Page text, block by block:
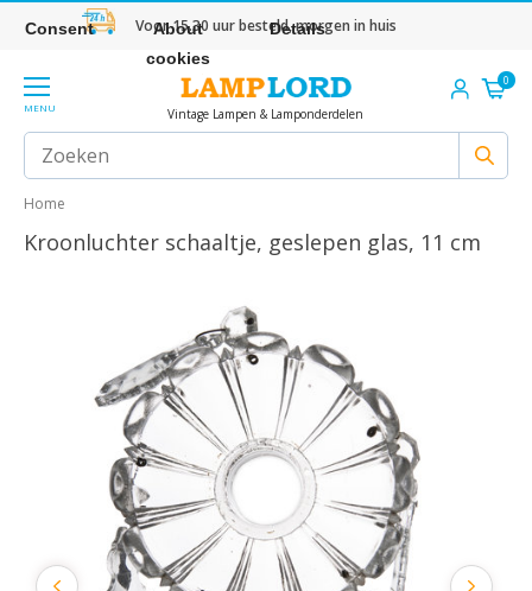
Voor 15.30 uur besteld, morgen in huis
MENU Vintage Lampen & Lamponderdelen
0
Home
Kroonluchter schaaltje, geslepen glas, 11 cm
Consent
About
cookies
Details